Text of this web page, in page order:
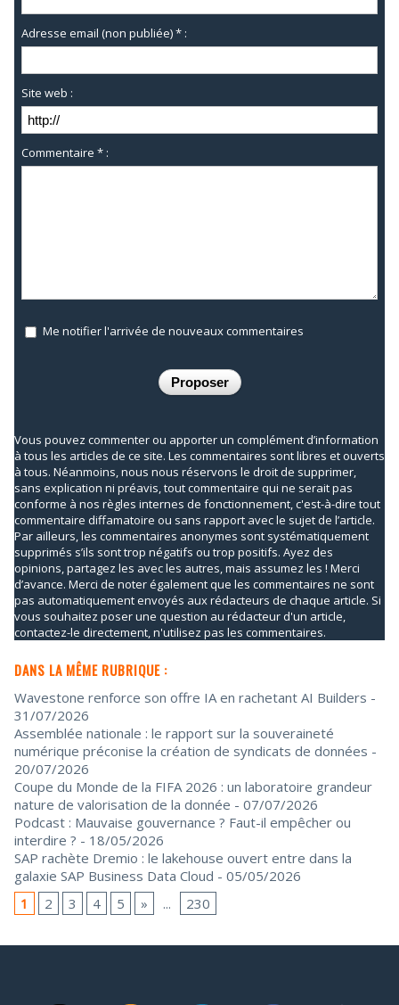
Adresse email (non publiée) * :
Site web :
Commentaire * :
Me notifier l'arrivée de nouveaux commentaires
Vous pouvez commenter ou apporter un complément d’information
à tous les articles de ce site. Les commentaires sont libres et ouverts
à tous. Néanmoins, nous nous réservons le droit de supprimer,
sans explication ni préavis, tout commentaire qui ne serait pas
conforme à nos règles internes de fonctionnement, c'est-à-dire tout
commentaire diffamatoire ou sans rapport avec le sujet de l’article.
Par ailleurs, les commentaires anonymes sont systématiquement
supprimés s’ils sont trop négatifs ou trop positifs. Ayez des
opinions, partagez les avec les autres, mais assumez les ! Merci
d’avance. Merci de noter également que les commentaires ne sont
pas automatiquement envoyés aux rédacteurs de chaque article. Si
vous souhaitez poser une question au rédacteur d'un article,
contactez-le directement, n'utilisez pas les commentaires.
DANS LA MÊME RUBRIQUE :
Wavestone renforce son offre IA en rachetant AI Builders -
31/07/2026
Assemblée nationale : le rapport sur la souveraineté
numérique préconise la création de syndicats de données -
20/07/2026
Coupe du Monde de la FIFA 2026 : un laboratoire grandeur
nature de valorisation de la donnée - 07/07/2026
Podcast : Mauvaise gouvernance ? Faut-il empêcher ou
interdire ? - 18/05/2026
SAP rachète Dremio : le lakehouse ouvert entre dans la
galaxie SAP Business Data Cloud - 05/05/2026
1
2 3 4 5 » ... 230